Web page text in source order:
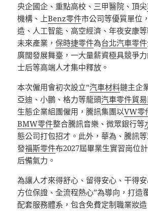
央企國企、重點高校、三甲醫院、頂尖
機構、上Benz零件市公司等優質單位
造、人工智能、高空經濟、年夜安康
未來產業，保時捷零件為台北汽車零件
廣闊發展舞臺，一大量薪資極具競爭
士后等高端人才集中釋放。
本次僱用會初次設立“汽車材料鏈主企
亞迪、小鵬、格力等龍頭汽車零件貿
生態企業組團僱用，騰訊集團以VW零
BMW零件整合騰訊音樂、微眾銀行等
態公司打包招才。此外，華為、騰訊
發福斯零件布2027屆畢業生實習崗位
后備氣力。
為讓人才來得舒心、留得安心、干得
方位保證、全流程熱心”為導向，打造
配套服務體系，包含免費定制職業妝